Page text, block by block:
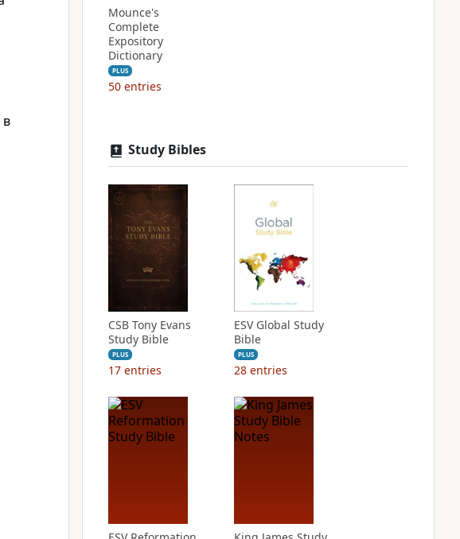
в
Mounce's
Complete
Expository
Dictionary
PLUS
50 entries
Study Bibles
CSB Tony Evans
Study Bible
PLUS
17 entries
ESV Global Study
Bible
PLUS
28 entries